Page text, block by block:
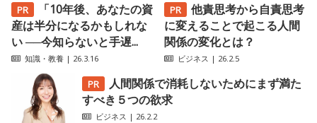
「10年後、あなたの資
産は半分になるかもしれな
い ──今知らないと手遅...
知識・教養 | 26.3.16
他責思考から自責思考
に変えることで起こる人間
関係の変化とは？
ビジネス | 26.2.5
人間関係で消耗しないためにまず満た
すべき５つの欲求
ビジネス | 26.2.2